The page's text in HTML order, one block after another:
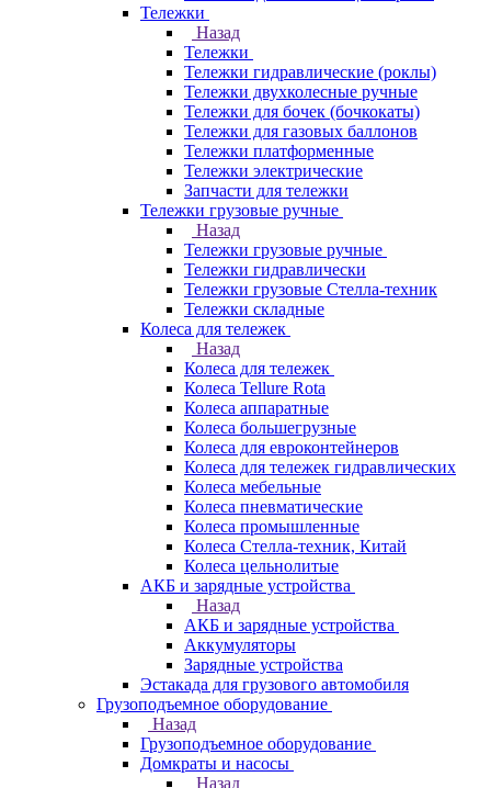
Тележки
Назад
Тележки
Тележки гидравлические (роклы)
Тележки двухколесные ручные
Тележки для бочек (бочкокаты)
Тележки для газовых баллонов
Тележки платформенные
Тележки электрические
Запчасти для тележки
Тележки грузовые ручные
Назад
Тележки грузовые ручные
Тележки гидравлически
Тележки грузовые Стелла-техник
Тележки складные
Колеса для тележек
Назад
Колеса для тележек
Колеса Tellure Rota
Колеса аппаратные
Колеса большегрузные
Колеса для евроконтейнеров
Колеса для тележек гидравлических
Колеса мебельные
Колеса пневматические
Колеса промышленные
Колеса Стелла-техник, Китай
Колеса цельнолитые
АКБ и зарядные устройства
Назад
АКБ и зарядные устройства
Аккумуляторы
Зарядные устройства
Эстакада для грузового автомобиля
Грузоподъемное оборудование
Назад
Грузоподъемное оборудование
Домкраты и насосы
Назад